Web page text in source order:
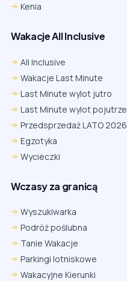
Kenia
Wakacje All Inclusive
All Inclusive
Wakacje Last Minute
Last Minute wylot jutro
Last Minute wylot pojutrze
Przedsprzedaż LATO 2026
Egzotyka
Wycieczki
Wczasy za granicą
Wyszukiwarka
Podróż poślubna
Tanie Wakacje
Parkingi lotniskowe
Wakacyjne Kierunki